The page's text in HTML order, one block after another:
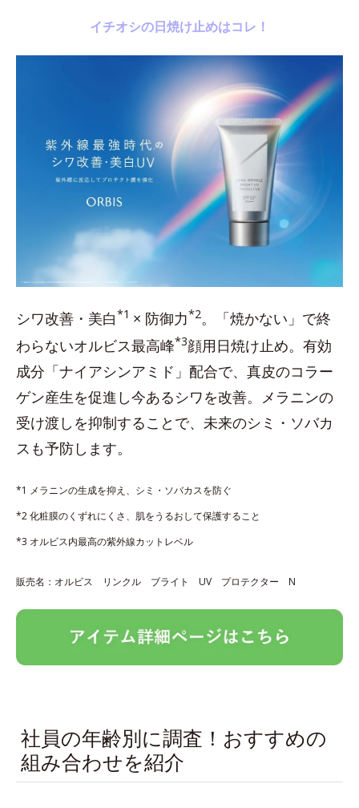
イチオシの日焼け止めはコレ！
シワ改善・美白*1 × 防御力*2。「焼かない」で終
わらないオルビス最高峰*3顔用日焼け止め。有効
成分「ナイアシンアミド」配合で、真皮のコラー
ゲン産生を促進し今あるシワを改善。メラニンの
受け渡しを抑制することで、未来のシミ・ソバカ
スも予防します。
*1 メラニンの生成を抑え、シミ・ソバカスを防ぐ
*2 化粧膜のくずれにくさ、肌をうるおして保護すること
*3 オルビス内最高の紫外線カットレベル
販売名：オルビス リンクル ブライト UV プロテクター N
社員の年齢別に調査！おすすめの
組み合わせを紹介